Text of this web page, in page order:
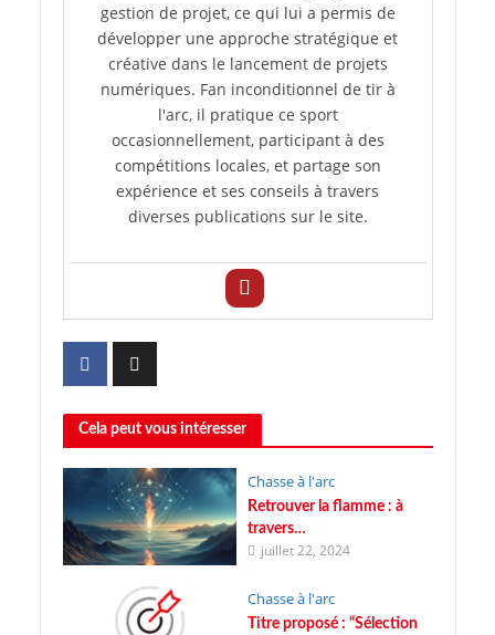
gestion de projet, ce qui lui a permis de
développer une approche stratégique et
créative dans le lancement de projets
numériques. Fan inconditionnel de tir à
l'arc, il pratique ce sport
occasionnellement, participant à des
compétitions locales, et partage son
expérience et ses conseils à travers
diverses publications sur le site.
Cela peut vous intéresser
Chasse à l'arc
Retrouver la flamme : à
travers…
juillet 22, 2024
Chasse à l'arc
Titre proposé : “Sélection